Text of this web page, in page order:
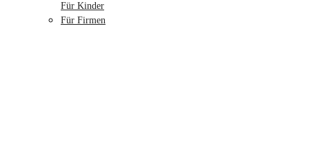
Für Kinder
Für Firmen